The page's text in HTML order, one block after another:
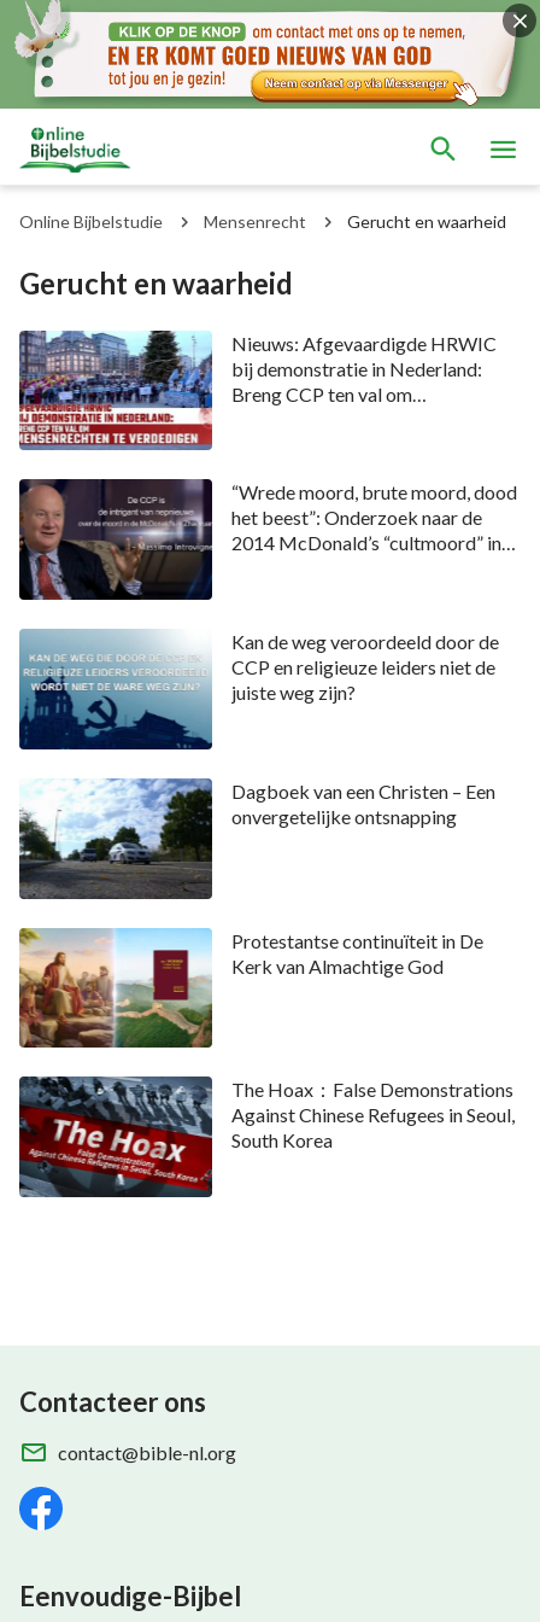
Online Bijbelstudie Mensenrecht Gerucht en waarheid
Gerucht en waarheid
Nieuws: Afgevaardigde HRWIC
bij demonstratie in Nederland:
Breng CCP ten val om
“Wrede moord, brute moord, dood
het beest”: Onderzoek naar de
2014 McDonald’s “cultmoord” in
Kan de weg veroordeeld door de
CCP en religieuze leiders niet de
juiste weg zijn?
Dagboek van een Christen – Een
onvergetelijke ontsnapping
Protestantse continuïteit in De
Kerk van Almachtige God
The Hoax：False Demonstrations
Against Chinese Refugees in Seoul,
South Korea
Contacteer ons
contact@bible-nl.org
Eenvoudige-Bijbel